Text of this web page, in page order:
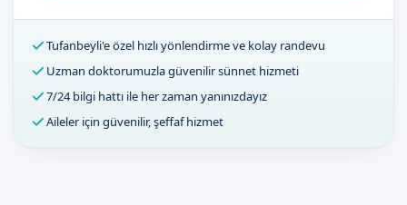
Tufanbeyli'e özel hızlı yönlendirme ve kolay randevu
Uzman doktorumuzla güvenilir sünnet hizmeti
7/24 bilgi hattı ile her zaman yanınızdayız
Aileler için güvenilir, şeffaf hizmet